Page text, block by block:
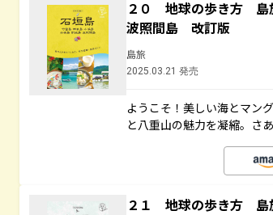
２０ 地球の歩き方
波照間島 改訂版
島旅
2025.03.21 発売
ようこそ！美しい海とマン
と八重山の魅力を凝縮。さあ
２１ 地球の歩き方